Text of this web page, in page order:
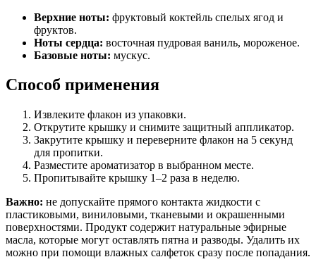
Верхние ноты: фруктовый коктейль спелых ягод и
фруктов.
Ноты сердца: восточная пудровая ваниль, мороженое.
Базовые ноты: мускус.
Способ применения
Извлеките флакон из упаковки.
Открутите крышку и снимите защитный аппликатор.
Закрутите крышку и переверните флакон на 5 секунд
для пропитки.
Разместите ароматизатор в выбранном месте.
Пропитывайте крышку 1–2 раза в неделю.
Важно: не допускайте прямого контакта жидкости с
пластиковыми, виниловыми, тканевыми и окрашенными
поверхностями. Продукт содержит натуральные эфирные
масла, которые могут оставлять пятна и разводы. Удалить их
можно при помощи влажных салфеток сразу после попадания.